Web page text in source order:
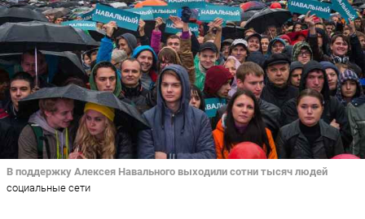
В поддержку Алексея Навального выходили сотни тысяч людей
социальные сети